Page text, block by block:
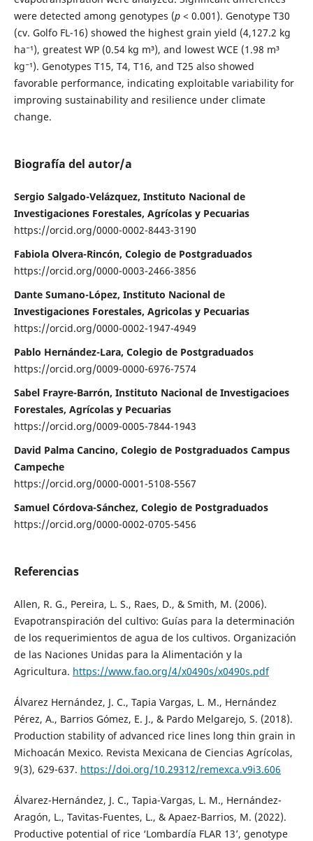
were detected among genotypes (p < 0.001). Genotype T30
(cv. Golfo FL-16) showed the highest grain yield (4,127.2 kg
ha⁻¹), greatest WP (0.54 kg m³), and lowest WCE (1.98 m³
kg⁻¹). Genotypes T15, T4, T16, and T25 also showed
favorable performance, indicating exploitable variability for
improving sustainability and resilience under climate
change.
Biografía del autor/a
Sergio Salgado-Velázquez, Instituto Nacional de
Investigaciones Forestales, Agrícolas y Pecuarias
https://orcid.org/0000-0002-8443-3190
Fabiola Olvera-Rincón, Colegio de Postgraduados
https://orcid.org/0000-0003-2466-3856
Dante Sumano-López, Instituto Nacional de
Investigaciones Forestales, Agricolas y Pecuarias
https://orcid.org/0000-0002-1947-4949
Pablo Hernández-Lara, Colegio de Postgraduados
https://orcid.org/0009-0000-6976-7574
Sabel Frayre-Barrón, Instituto Nacional de Investigacioes
Forestales, Agrícolas y Pecuarias
https://orcid.org/0009-0005-7844-1943
David Palma Cancino, Colegio de Postgraduados Campus
Campeche
https://orcid.org/0000-0001-5108-5567
Samuel Córdova-Sánchez, Colegio de Postgraduados
https://orcid.org/0000-0002-0705-5456
Referencias
Allen, R. G., Pereira, L. S., Raes, D., & Smith, M. (2006).
Evapotranspiración del cultivo: Guías para la determinación
de los requerimientos de agua de los cultivos. Organización
de las Naciones Unidas para la Alimentación y la
Agricultura. https://www.fao.org/4/x0490s/x0490s.pdf
Álvarez Hernández, J. C., Tapia Vargas, L. M., Hernández
Pérez, A., Barrios Gómez, E. J., & Pardo Melgarejo, S. (2018).
Production stability of advanced rice lines long thin grain in
Michoacán Mexico. Revista Mexicana de Ciencias Agrícolas,
9(3), 629-637. https://doi.org/10.29312/remexca.v9i3.606
Álvarez-Hernández, J. C., Tapia-Vargas, L. M., Hernández-
Aragón, L., Tavitas-Fuentes, L., & Apaez-Barrios, M. (2022).
Productive potential of rice ‘Lombardía FLAR 13’, genotype